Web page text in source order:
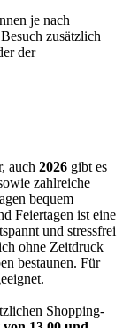
je nach
zusätzlich
der
auch 2026 gibt es
zahlreiche
bequem
Feiertagen ist eine
und stressfrei
ohne Zeitdruck
bestaunen. Für
Shopping-